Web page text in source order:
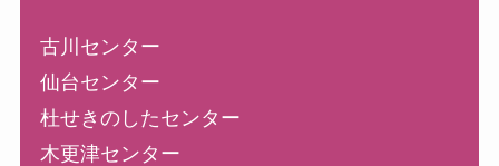
古川センター
仙台センター
杜せきのしたセンター
木更津センター